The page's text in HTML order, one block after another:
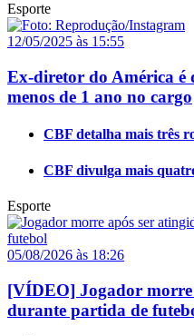
Esporte
12/05/2025 às 15:55
Ex-diretor do América é
menos de 1 ano no cargo
CBF detalha mais três
CBF divulga mais
Esporte
05/08/2026 às 18:26
[VÍDEO] Jogador
durante partida de